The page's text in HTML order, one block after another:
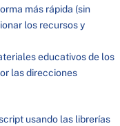
más rápida (sin
los recursos y
educativos de los
las direcciones
usando las librerías